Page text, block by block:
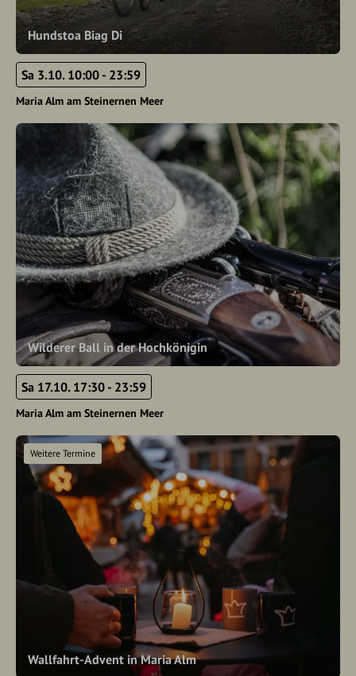
Hundstoa Biag Di
Sa 3.10. 10:00 - 23:59
Maria Alm am Steinernen Meer
Wilderer Ball in der Hochkönigin
Sa 17.10. 17:30 - 23:59
Maria Alm am Steinernen Meer
Wallfahrt-Advent in Maria Alm
Weitere Termine